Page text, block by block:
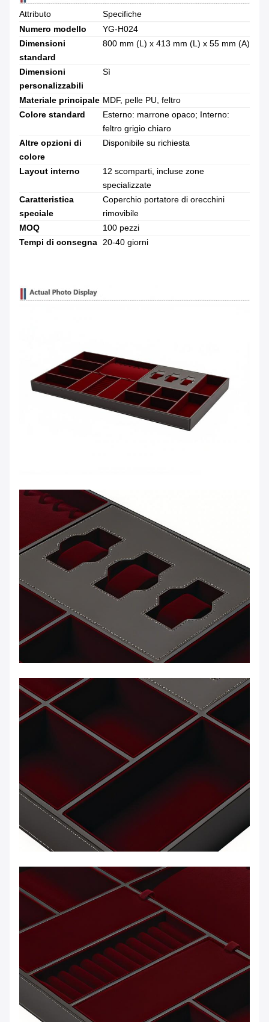
Attributo
Specifiche
Numero modello
YG-H024
Dimensioni
standard
800 mm (L) x 413 mm (L) x 55 mm (A)
Dimensioni
personalizzabili
Sì
Materiale principale MDF, pelle PU, feltro
Colore standard
Esterno: marrone opaco; Interno:
feltro grigio chiaro
Altre opzioni di
colore
Disponibile su richiesta
Layout interno
12 scomparti, incluse zone
specializzate
Caratteristica
speciale
Coperchio portatore di orecchini
rimovibile
MOQ
100 pezzi
Tempi di consegna 20-40 giorni